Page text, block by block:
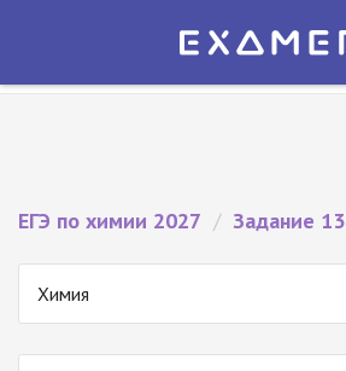
Экзамер — ЕГЭ 2027
ЕГЭ по химии 2027 / Задание 13
Химия